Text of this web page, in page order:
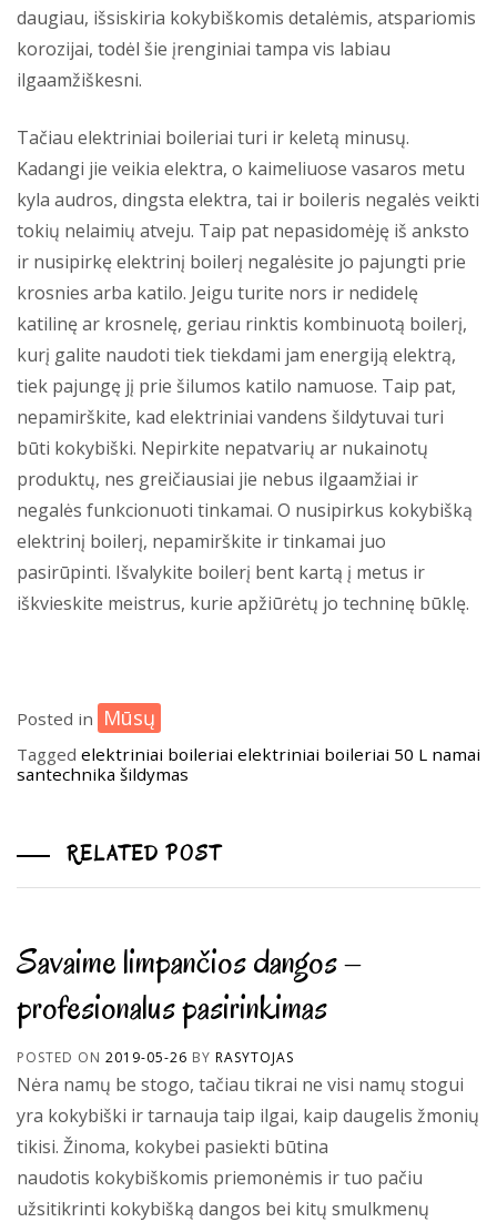
daugiau, išsiskiria kokybiškomis detalėmis, atspariomis
korozijai, todėl šie įrenginiai tampa vis labiau
ilgaamžiškesni.
Tačiau elektriniai boileriai turi ir keletą minusų.
Kadangi jie veikia elektra, o kaimeliuose vasaros metu
kyla audros, dingsta elektra, tai ir boileris negalės veikti
tokių nelaimių atveju. Taip pat nepasidomėję iš anksto
ir nusipirkę elektrinį boilerį negalėsite jo pajungti prie
krosnies arba katilo. Jeigu turite nors ir nedidelę
katilinę ar krosnelę, geriau rinktis kombinuotą boilerį,
kurį galite naudoti tiek tiekdami jam energiją elektrą,
tiek pajungę jį prie šilumos katilo namuose. Taip pat,
nepamirškite, kad elektriniai vandens šildytuvai turi
būti kokybiški. Nepirkite nepatvarių ar nukainotų
produktų, nes greičiausiai jie nebus ilgaamžiai ir
negalės funkcionuoti tinkamai. O nusipirkus kokybišką
elektrinį boilerį, nepamirškite ir tinkamai juo
pasirūpinti. Išvalykite boilerį bent kartą į metus ir
iškvieskite meistrus, kurie apžiūrėtų jo techninę būklę.
Posted in Mūsų
Tagged elektriniai boileriai elektriniai boileriai 50 L namai
santechnika šildymas
RELATED POST
Savaime limpančios dangos –
profesionalus pasirinkimas
POSTED ON 2019-05-26 BY RASYTOJAS
Nėra namų be stogo, tačiau tikrai ne visi namų stogui
yra kokybiški ir tarnauja taip ilgai, kaip daugelis žmonių
tikisi. Žinoma, kokybei pasiekti būtina
naudotis kokybiškomis priemonėmis ir tuo pačiu
užsitikrinti kokybišką dangos bei kitų smulkmenų